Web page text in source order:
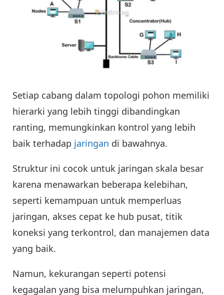
Setiap cabang dalam topologi pohon memiliki
hierarki yang lebih tinggi dibandingkan
ranting, memungkinkan kontrol yang lebih
baik terhadap jaringan di bawahnya.
Struktur ini cocok untuk jaringan skala besar
karena menawarkan beberapa kelebihan,
seperti kemampuan untuk memperluas
jaringan, akses cepat ke hub pusat, titik
koneksi yang terkontrol, dan manajemen data
yang baik.
Namun, kekurangan seperti potensi
kegagalan yang bisa melumpuhkan jaringan,